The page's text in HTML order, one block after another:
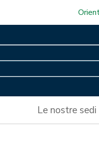
Le nostre sedi